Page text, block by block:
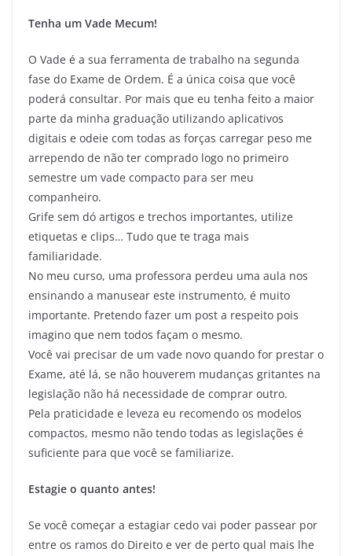
Tenha um Vade Mecum!
O Vade é a sua ferramenta de trabalho na segunda
fase do Exame de Ordem. É a única coisa que você
poderá consultar. Por mais que eu tenha feito a maior
parte da minha graduação utilizando aplicativos
digitais e odeie com todas as forças carregar peso me
arrependo de não ter comprado logo no primeiro
semestre um vade compacto para ser meu
companheiro.
Grife sem dó artigos e trechos importantes, utilize
etiquetas e clips… Tudo que te traga mais
familiaridade.
No meu curso, uma professora perdeu uma aula nos
ensinando a manusear este instrumento, é muito
importante. Pretendo fazer um post a respeito pois
imagino que nem todos façam o mesmo.
Você vai precisar de um vade novo quando for prestar o
Exame, até lá, se não houverem mudanças gritantes na
legislação não há necessidade de comprar outro.
Pela praticidade e leveza eu recomendo os modelos
compactos, mesmo não tendo todas as legislações é
suficiente para que você se familiarize.
Estagie o quanto antes!
Se você começar a estagiar cedo vai poder passear por
entre os ramos do Direito e ver de perto qual mais lhe